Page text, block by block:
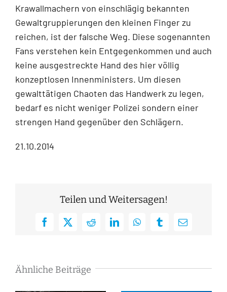
Krawallmachern von einschlägig bekannten
Gewaltgruppierungen den kleinen Finger zu
reichen, ist der falsche Weg. Diese sogenannten
Fans verstehen kein Entgegenkommen und auch
keine ausgestreckte Hand des hier völlig
konzeptlosen Innenministers. Um diesen
gewalttätigen Chaoten das Handwerk zu legen,
bedarf es nicht weniger Polizei sondern einer
strengen Hand gegenüber den Schlägern.
21.10.2014
Teilen und Weitersagen!
Facebook
X RedditLinkedInWhatsAppTumblrE-
Ähnliche Beiträge